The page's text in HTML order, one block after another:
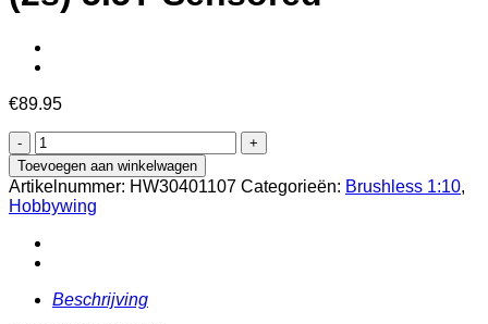
€89.95
Hobbywing
Xerun
V10
Brushless
Motor
G3
5900kV
5.5T
Toevoegen aan winkelwagen
Artikelnummer: HW30401107 Categorieën: Brushless 1:10,
Hobbywing
Beschrijving